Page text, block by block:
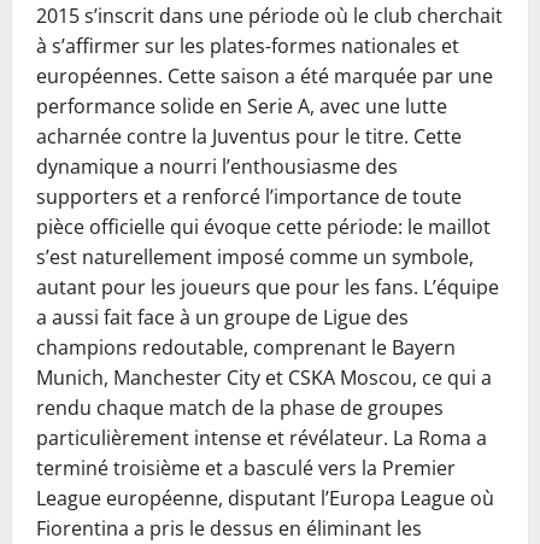
2015 s’inscrit dans une période où le club cherchait
à s’affirmer sur les plates-formes nationales et
européennes. Cette saison a été marquée par une
performance solide en Serie A, avec une lutte
acharnée contre la Juventus pour le titre. Cette
dynamique a nourri l’enthousiasme des
supporters et a renforcé l’importance de toute
pièce officielle qui évoque cette période: le maillot
s’est naturellement imposé comme un symbole,
autant pour les joueurs que pour les fans. L’équipe
a aussi fait face à un groupe de Ligue des
champions redoutable, comprenant le Bayern
Munich, Manchester City et CSKA Moscou, ce qui a
rendu chaque match de la phase de groupes
particulièrement intense et révélateur. La Roma a
terminé troisième et a basculé vers la Premier
League européenne, disputant l’Europa League où
Fiorentina a pris le dessus en éliminant les